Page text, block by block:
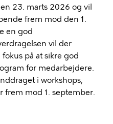
23. marts 2026 og vil
frem mod den 1.
en god
vil der
på at sikre god
for medarbejdere.
i workshops,
mod 1. september.